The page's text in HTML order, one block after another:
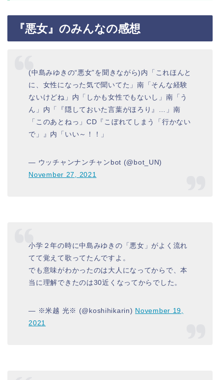
『悪女』のみんなの感想
(中島みゆきの“悪女”を聞きながら)内「これほんと
に、女性になった気で聞いてた」南「そんな経験
ないけどね」内「しかも女性でもないし」南「う
ん」内「『隠しておいた言葉がほろり』…」南
「このあとねっ」CD『こぼれてしまう「行かない
で」』内「いい～！！」
— ウッチャンナンチャンbot (@bot_UN)
November 27, 2021
小学２年の時に中島みゆきの「悪女」がよく流れ
てて覚えて歌ってたんですよ。
でも意味がわかったのは大人になってからで、本
当に理解できたのは30近くなってからでした。
— ※米越 光※ (@koshihikarin) November 19,
2021